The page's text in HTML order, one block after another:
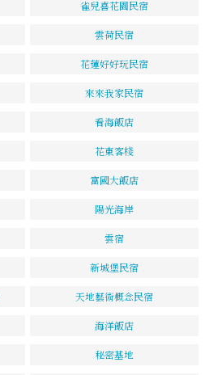
雀兒喜花園民宿
雲荷民宿
花蓮好好玩民宿
來來我家民宿
看海飯店
花東客棧
富國大飯店
陽光海岸
雲宿
新城堡民宿
天地藝術概念民宿
海洋飯店
秘密基地